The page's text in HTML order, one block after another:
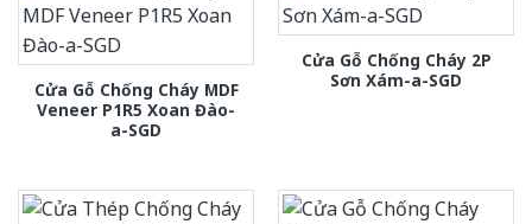
Cửa Gỗ Chống Cháy MDF
Veneer P1R5 Xoan Đào-
a-SGD
Cửa Gỗ Chống Cháy 2P
Sơn Xám-a-SGD